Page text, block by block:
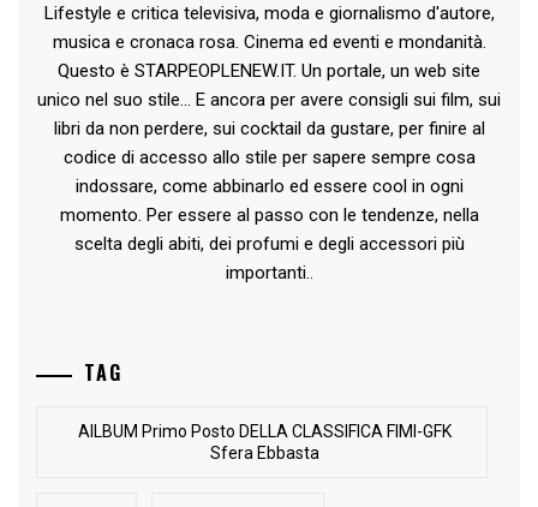
Lifestyle e critica televisiva, moda e giornalismo d'autore,
musica e cronaca rosa. Cinema ed eventi e mondanità.
Questo è STARPEOPLENEW.IT. Un portale, un web site
unico nel suo stile... E ancora per avere consigli sui film, sui
libri da non perdere, sui cocktail da gustare, per finire al
codice di accesso allo stile per sapere sempre cosa
indossare, come abbinarlo ed essere cool in ogni
momento. Per essere al passo con le tendenze, nella
scelta degli abiti, dei profumi e degli accessori più
importanti..
TAG
AlLBUM Primo Posto DELLA CLASSIFICA FIMI-GFK
Sfera Ebbasta